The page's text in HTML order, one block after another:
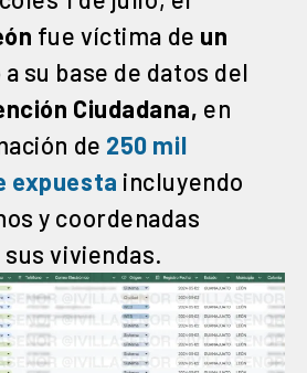
fue víctima de un
a su base de datos del
Ciudadana, en
de 250 mil
expuesta incluyendo
y coordenadas
viviendas.